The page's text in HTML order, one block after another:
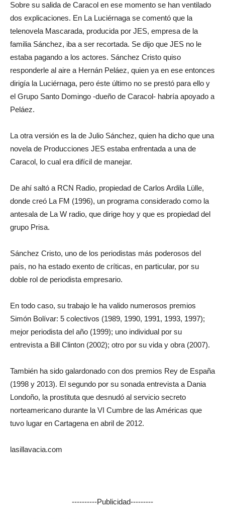
Sobre su salida de Caracol en ese momento se han ventilado
dos explicaciones. En La Luciérnaga se comentó que la
telenovela Mascarada, producida por JES, empresa de la
familia Sánchez, iba a ser recortada. Se dijo que JES no le
estaba pagando a los actores. Sánchez Cristo quiso
responderle al aire a Hernán Peláez, quien ya en ese entonces
dirigía la Luciérnaga, pero éste último no se prestó para ello y
el Grupo Santo Domingo -dueño de Caracol- habría apoyado a
Peláez.
La otra versión es la de Julio Sánchez, quien ha dicho que una
novela de Producciones JES estaba enfrentada a una de
Caracol, lo cual era difícil de manejar.
De ahí saltó a RCN Radio, propiedad de Carlos Ardila Lülle,
donde creó La FM (1996), un programa considerado como la
antesala de La W radio, que dirige hoy y que es propiedad del
grupo Prisa.
Sánchez Cristo, uno de los periodistas más poderosos del
país, no ha estado exento de críticas, en particular, por su
doble rol de periodista empresario.
En todo caso, su trabajo le ha valido numerosos premios
Simón Bolívar: 5 colectivos (1989, 1990, 1991, 1993, 1997);
mejor periodista del año (1999); uno individual por su
entrevista a Bill Clinton (2002); otro por su vida y obra (2007).
También ha sido galardonado con dos premios Rey de España
(1998 y 2013). El segundo por su sonada entrevista a Dania
Londoño, la prostituta que desnudó al servicio secreto
norteamericano durante la VI Cumbre de las Américas que
tuvo lugar en Cartagena en abril de 2012.
lasillavacia.com
----------Publicidad---------